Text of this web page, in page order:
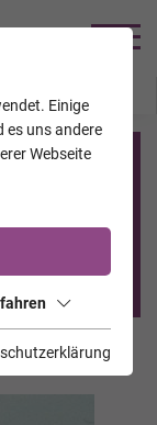
registriert?
<<
Einige
es uns andere
Webseite
VERSTORBENE